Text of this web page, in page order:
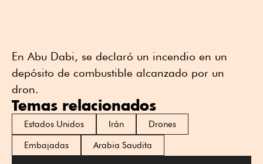
En Abu Dabi, se declaró un incendio en un
depósito de combustible alcanzado por un
dron.
Temas relacionados
Estados Unidos Irán
Drones
Embajadas
Arabia Saudita